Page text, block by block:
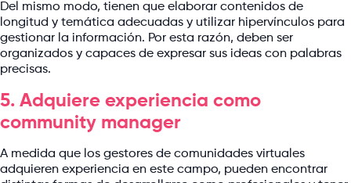
Del mismo modo, tienen que elaborar contenidos de
longitud y temática adecuadas y utilizar hipervínculos para
gestionar la información. Por esta razón, deben ser
organizados y capaces de expresar sus ideas con palabras
precisas.
5. Adquiere experiencia como
community manager
A medida que los gestores de comunidades virtuales
adquieren experiencia en este campo, pueden encontrar